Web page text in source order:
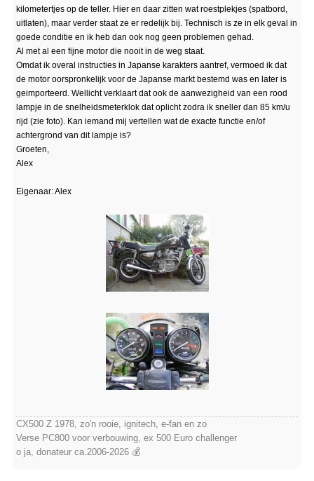
kilometertjes op de teller. Hier en daar zitten wat roestplekjes (spatbord,
uitlaten), maar verder staat ze er redelijk bij. Technisch is ze in elk geval in
goede conditie en ik heb dan ook nog geen problemen gehad.
Al met al een fijne motor die nooit in de weg staat.
Omdat ik overal instructies in Japanse karakters aantref, vermoed ik dat
de motor oorspronkelijk voor de Japanse markt bestemd was en later is
geimporteerd. Wellicht verklaart dat ook de aanwezigheid van een rood
lampje in de snelheidsmeterklok dat oplicht zodra ik sneller dan 85 km/u
rijd (zie foto). Kan iemand mij vertellen wat de exacte functie en/of
achtergrond van dit lampje is?
Groeten,
Alex
Eigenaar: Alex
CX500 Z 1978, zo'n rooie, ignitech, e-fan en zo
Verse PC800 voor verbouwing, ex 500 Euro challenger
o ja, donateur ca.2006-2026 💰